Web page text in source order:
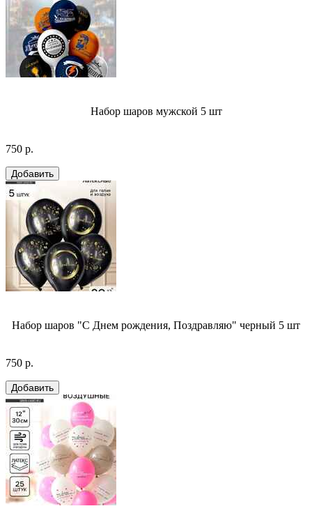
Набор шаров мужской 5 шт
750 р.
Набор шаров "С Днем рождения, Поздравляю" черный 5 шт
750 р.